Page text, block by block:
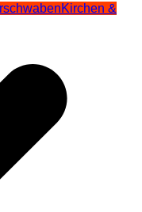
Kirchen &